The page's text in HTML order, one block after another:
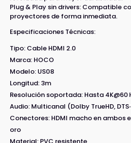
Plug & Play sin drivers: Compatible
proyectores de forma inmediata.
Especificaciones Técnicas:
Tipo: Cable HDMI 2.0
Marca: HOCO
Modelo: US08
Longitud: 3m
Resolución soportada: Hasta 4K@60
Audio: Multicanal (Dolby TrueHD,
Conectores: HDMI macho en ambos
oro